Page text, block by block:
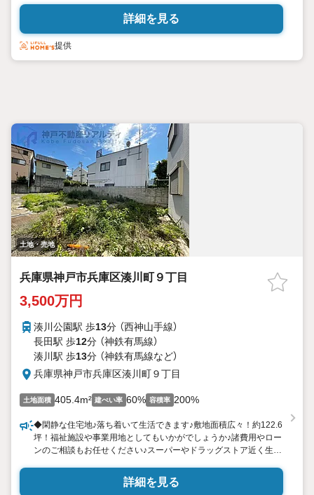
詳細を見る
提供
土地・売地
兵庫県神戸市兵庫区湊川町９丁目
3,500万円
湊川公園駅 歩13分 （西神山手線）
長田駅 歩12分 （神鉄有馬線）
湊川駅 歩13分 （神鉄有馬線など）
兵庫県神戸市兵庫区湊川町９丁目
土地面積 405.4m² 建ぺい率 60% 容積率 200%
◆閑静な住宅地♪落ち着いて生活できます♪敷地面積広々！約122.6
坪！福祉施設や事業用地としてもいかがでしょうか♪諸費用やロー
ンのご相談もお任せください♪スーパーやドラッグストア近く生活
てご建築いただけます。神戸電鉄線と地下鉄線の利用が可能♪駅ま
で徒歩圏内ですので通勤通学にも便利ですよ♪お問い合わせお待ち
詳細を見る